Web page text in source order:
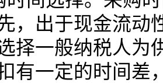
，出于现金流动
择一般纳税人为
有一定的时间差